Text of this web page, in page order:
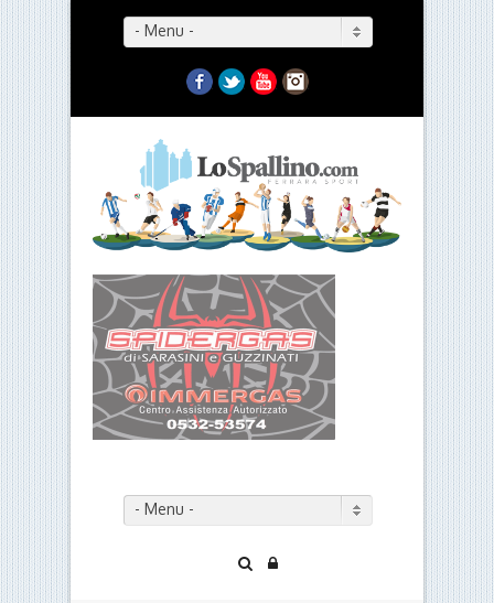
- Menu -
Facebook
TwitterYouTubeInstagram
- Menu -